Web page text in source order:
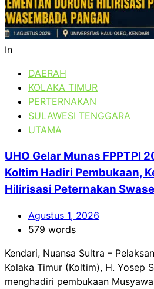
In
DAERAH
KOLAKA TIMUR
PERTERNAKAN
SULAWESI TENGGARA
UTAMA
UHO Gelar Munas FPPTPI
Koltim Hadiri Pembukaan,
Hilirisasi Peternakan
Agustus 1, 2026
579 words
Kendari, Nuansa Sultra –
Kolaka Timur (Koltim), H. Yosep
menghadiri pembukaan